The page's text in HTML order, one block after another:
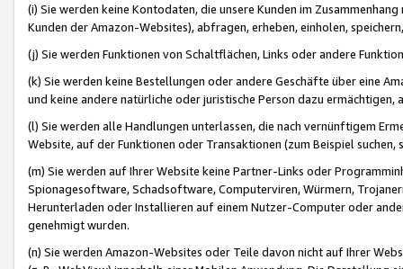
(i) Sie werden keine Kontodaten, die unsere Kunden im
Kunden der Amazon-Websites), abfragen, erheben, einholen,
(j) Sie werden Funktionen von Schaltflächen, Links oder andere
(k) Sie werden keine Bestellungen oder andere Geschäfte über eine
und keine andere natürliche oder juristische Person dazu
(l) Sie werden alle Handlungen unterlassen, die nach vernünftigem
Website, auf der Funktionen oder Transaktionen (zum Beispiel
(m) Sie werden auf Ihrer Website keine Partner-Links oder
Spionagesoftware, Schadsoftware, Computerviren, Würmern,
Herunterladen oder Installieren auf einem Nutzer-Computer oder
genehmigt wurden.
(n) Sie werden Amazon-Websites oder Teile davon nicht auf Ihrer